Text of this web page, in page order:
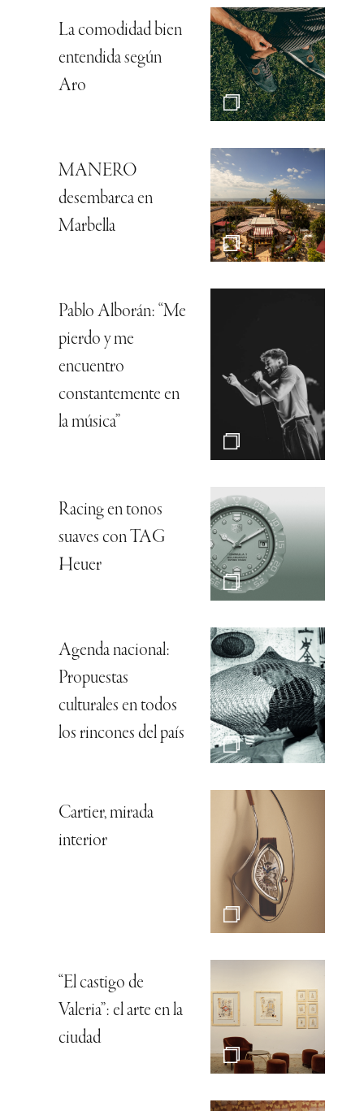
La comodidad bien
entendida según
Aro
MANERO
desembarca en
Marbella
Pablo Alborán: “Me
pierdo y me
encuentro
constantemente en
la música”
Racing en tonos
suaves con TAG
Heuer
Agenda nacional:
Propuestas
culturales en todos
los rincones del país
Cartier, mirada
interior
“El castigo de
Valeria”: el arte en la
ciudad